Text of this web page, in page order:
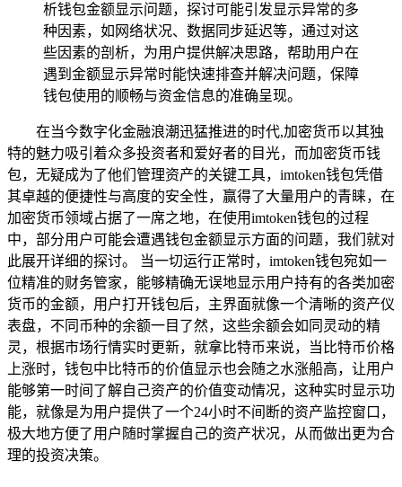
析钱包金额显示问题，探讨可能引发显示异常的多
种因素，如网络状况、数据同步延迟等，通过对这
些因素的剖析，为用户提供解决思路，帮助用户在
遇到金额显示异常时能快速排查并解决问题，保障
钱包使用的顺畅与资金信息的准确呈现。
在当今数字化金融浪潮迅猛推进的时代,加密货币以其独
特的魅力吸引着众多投资者和爱好者的目光，而加密货币钱
包，无疑成为了他们管理资产的关键工具，imtoken钱包凭借
其卓越的便捷性与高度的安全性，赢得了大量用户的青睐，在
加密货币领域占据了一席之地，在使用imtoken钱包的过程
中，部分用户可能会遭遇钱包金额显示方面的问题，我们就对
此展开详细的探讨。 当一切运行正常时，imtoken钱包宛如一
位精准的财务管家，能够精确无误地显示用户持有的各类加密
货币的金额，用户打开钱包后，主界面就像一个清晰的资产仪
表盘，不同币种的余额一目了然，这些余额会如同灵动的精
灵，根据市场行情实时更新，就拿比特币来说，当比特币价格
上涨时，钱包中比特币的价值显示也会随之水涨船高，让用户
能够第一时间了解自己资产的价值变动情况，这种实时显示功
能，就像是为用户提供了一个24小时不间断的资产监控窗口，
极大地方便了用户随时掌握自己的资产状况，从而做出更为合
理的投资决策。